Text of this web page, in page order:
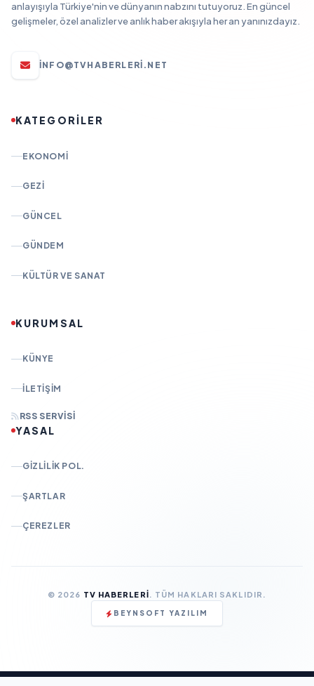
anlayışıyla Türkiye'nin ve dünyanın nabzını tutuyoruz. En güncel
gelişmeler, özel analizler ve anlık haber akışıyla her an yanınızdayız.
INFO@TVHABERLERI.NET
KATEGORİLER
EKONOMI
GEZI
GÜNCEL
GÜNDEM
KÜLTÜR VE SANAT
KURUMSAL
KÜNYE
İLETIŞIM
RSS SERVISI
YASAL
GIZLILIK POL.
ŞARTLAR
ÇEREZLER
© 2026 TV HABERLERI. TÜM HAKLARI SAKLIDIR.
BEYNSOFT YAZILIM